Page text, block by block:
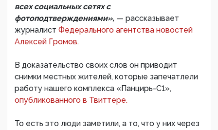
всех социальных сетях с
фотоподтверждениями», — рассказывает
журналист Федерального агентства новостей
Алексей Громов.
В доказательство своих слов он приводит
снимки местных жителей, которые запечатлели
работу нашего комплекса «Панцирь-С1»,
опубликованного в Твиттере.
То есть это люди заметили, а то, что у них через